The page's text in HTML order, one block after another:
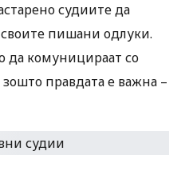
судиите да
пишани одлуки.
да комуницираат со
зошто правдата е важна –